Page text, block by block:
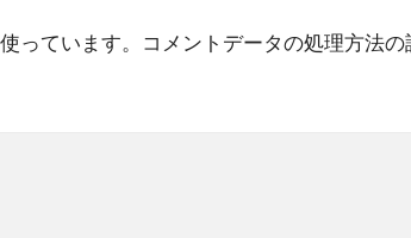
っています。
コメントデータの処理方法の